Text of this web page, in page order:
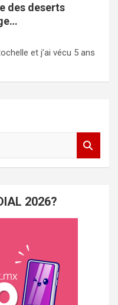
des deserts
et j’ai vécu 5 ans
2026?